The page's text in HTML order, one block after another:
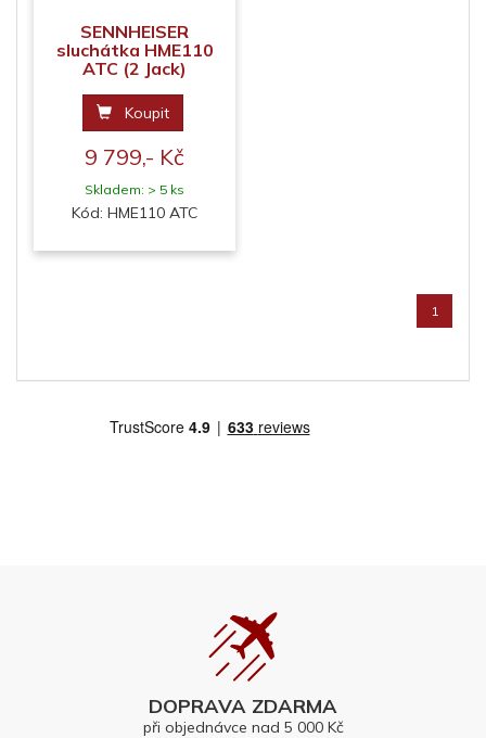
SENNHEISER
sluchátka HME110
ATC (2 Jack)
Koupit
9 799,- Kč
Skladem: > 5 ks
Kód: HME110 ATC
1
DOPRAVA ZDARMA
při objednávce nad 5 000 Kč